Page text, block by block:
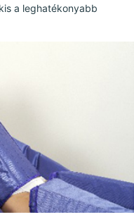
a leghatékonyabb